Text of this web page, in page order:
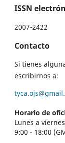
ISSN
2007-2422
Contacto
Si tienes
escribirnos a:
Horario de
Lunes a viernes
9:00 - 18:00